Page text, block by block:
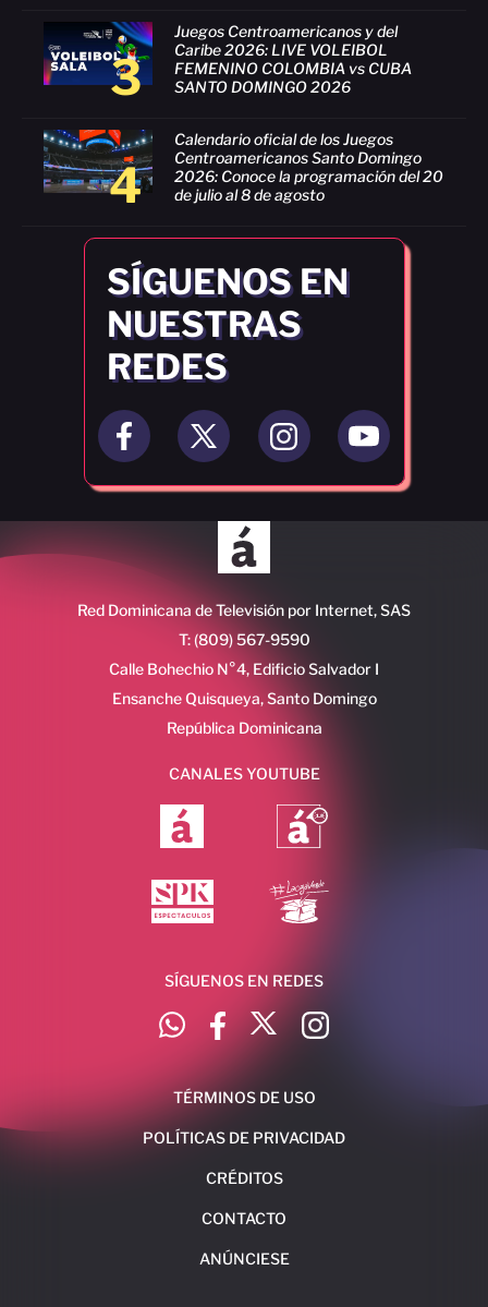
3
Juegos Centroamericanos y del
Caribe 2026: LIVE VOLEIBOL
FEMENINO COLOMBIA vs CUBA
SANTO DOMINGO 2026
4
Calendario oficial de los Juegos
Centroamericanos Santo Domingo
2026: Conoce la programación del 20
de julio al 8 de agosto
SÍGUENOS EN
NUESTRAS
REDES
Red Dominicana de Televisión por Internet, SAS
T: (809) 567-9590
Calle Bohechio N°4, Edificio Salvador I
Ensanche Quisqueya, Santo Domingo
República Dominicana
CANALES YOUTUBE
SÍGUENOS EN REDES
TÉRMINOS DE USO
POLÍTICAS DE PRIVACIDAD
CRÉDITOS
CONTACTO
ANÚNCIESE